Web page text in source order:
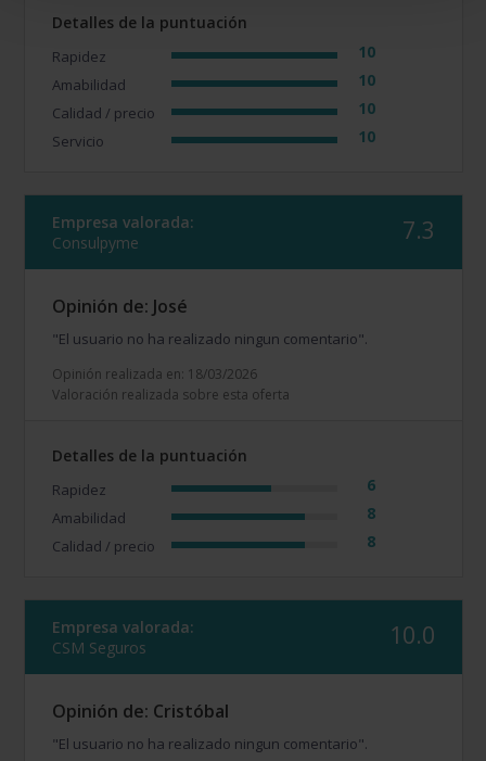
Detalles de la puntuación
Rapidez 10
Amabilidad 10
Calidad / precio 10
Servicio 10
Empresa valorada:
Consulpyme
7.3
Opinión de: José
"El usuario no ha realizado ningun comentario".
Opinión realizada en: 18/03/2026
Valoración realizada sobre esta oferta
Detalles de la puntuación
Rapidez 6
Amabilidad 8
Calidad / precio 8
Empresa valorada:
CSM Seguros
10.0
Opinión de: Cristóbal
"El usuario no ha realizado ningun comentario".